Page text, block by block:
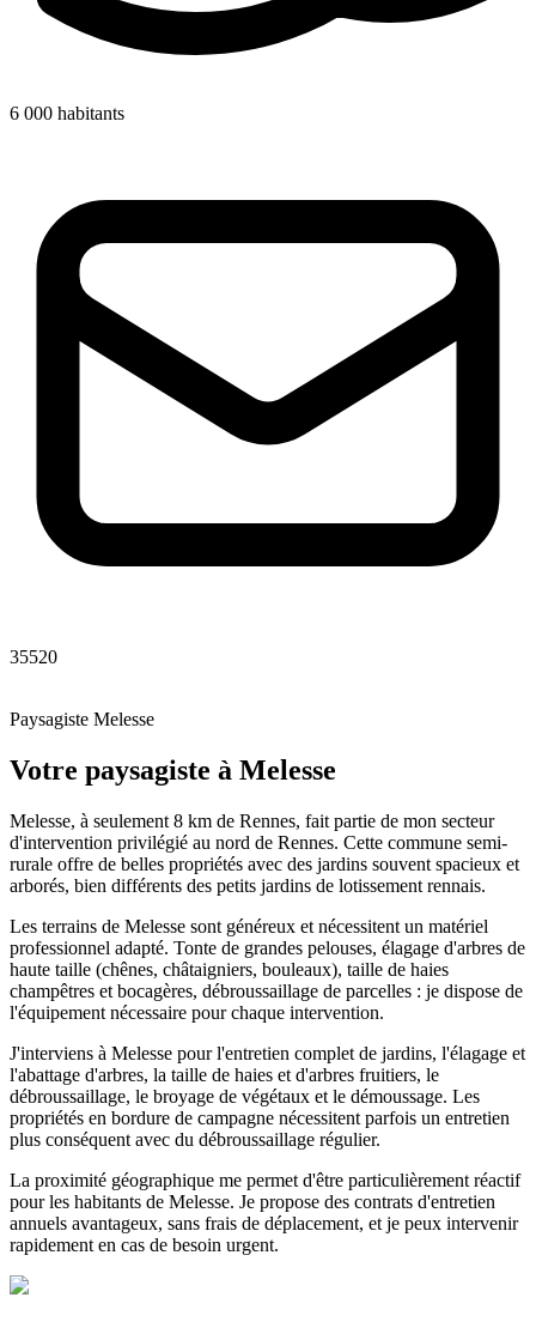
6 000 habitants
35520
Paysagiste Melesse
Votre paysagiste à Melesse
Melesse, à seulement 8 km de Rennes, fait partie de mon secteur
d'intervention privilégié au nord de Rennes. Cette commune semi-
rurale offre de belles propriétés avec des jardins souvent spacieux et
arborés, bien différents des petits jardins de lotissement rennais.
Les terrains de Melesse sont généreux et nécessitent un matériel
professionnel adapté. Tonte de grandes pelouses, élagage d'arbres de
haute taille (chênes, châtaigniers, bouleaux), taille de haies
champêtres et bocagères, débroussaillage de parcelles : je dispose de
l'équipement nécessaire pour chaque intervention.
J'interviens à Melesse pour l'entretien complet de jardins, l'élagage et
l'abattage d'arbres, la taille de haies et d'arbres fruitiers, le
débroussaillage, le broyage de végétaux et le démoussage. Les
propriétés en bordure de campagne nécessitent parfois un entretien
plus conséquent avec du débroussaillage régulier.
La proximité géographique me permet d'être particulièrement réactif
pour les habitants de Melesse. Je propose des contrats d'entretien
annuels avantageux, sans frais de déplacement, et je peux intervenir
rapidement en cas de besoin urgent.